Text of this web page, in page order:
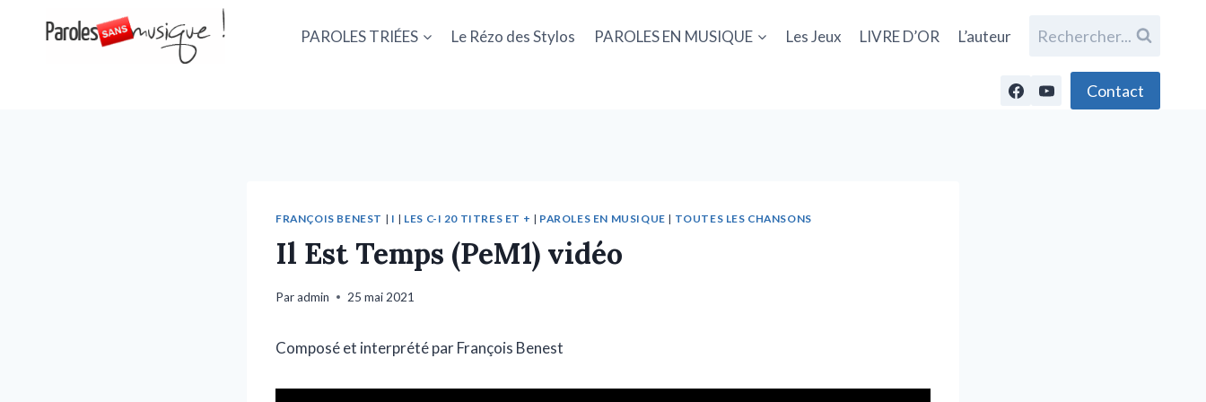
PAROLES TRIÉES Le Rézo des Stylos PAROLES EN MUSIQUE Les Jeux LIVRE D’OR L’auteur Rechercher...
Contact
FRANÇOIS BENEST | I | LES C-I 20 TITRES ET + | PAROLES EN MUSIQUE | TOUTES LES CHANSONS
Il Est Temps (PeM1) vidéo
Paradmin 25 mai 2021
Composé et interprété par François Benest